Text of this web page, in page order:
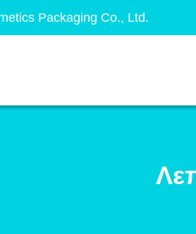
Packaging Co., Ltd.